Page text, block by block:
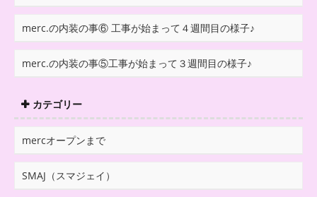
merc.の内装の事⑥ 工事が始まって４週間目の様子♪
merc.の内装の事⑤工事が始まって３週間目の様子♪
カテゴリー
mercオープンまで
SMAJ（スマジェイ）